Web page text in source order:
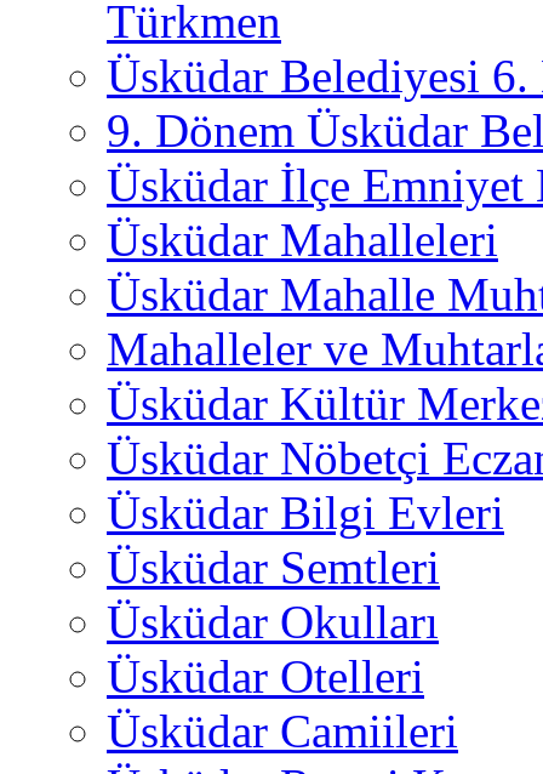
Türkmen
Üsküdar Belediyesi 6.
9. Dönem Üsküdar
Üsküdar İlçe
Üsküdar Mahalleleri
Üsküdar Mahalle
Mahalleler ve
Üsküdar Kültür
Üsküdar Nöbetçi
Üsküdar Bilgi Evleri
Üsküdar Semtleri
Üsküdar Okulları
Üsküdar Otelleri
Üsküdar Camiileri